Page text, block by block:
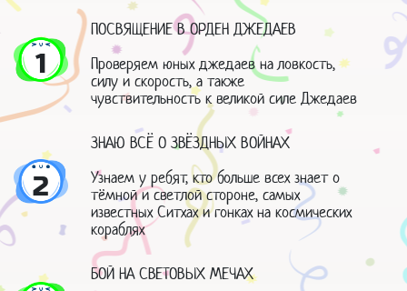
1
ПОСВЯЩЕНИЕ В ОРДЕН ДЖЕДАЕВ
Проверяем юных джедаев на ловкость,
силу и скорость, а также
чувствительность к великой силе Джедаев
2
ЗНАЮ ВСЁ О ЗВЁЗДНЫХ ВОЙНАХ
Узнаем у ребят, кто больше всех знает о
тёмной и светлой стороне, самых
известных Ситхах и гонках на космических
кораблях
БОЙ НА СВЕТОВЫХ МЕЧАХ